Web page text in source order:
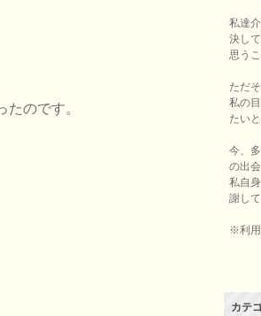
のです。
私達
決し
思う
ただ
私の
たい
今、
の出
私自
謝して
※利用
カテ